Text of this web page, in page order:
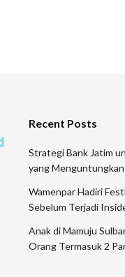
Recent Posts
Strategi Bank Jatim
yang Menguntungkan
Wamenpar Hadiri
Sebelum Terjadi
Anak di Mamuju
Orang Termasuk 2